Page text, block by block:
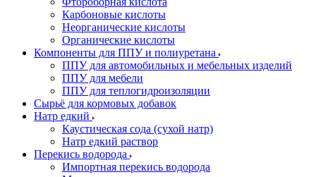
Карбоновые кислоты
Неорганические кислоты
Органические кислоты
Компоненты для ППУ и полиуретана
ППУ для автомобильных и мебельных изделий
ППУ для мебели
ППУ для теплогидроизоляции
Сырьё для кормовых добавок
Натр едкий
Каустическая сода (сухой натр)
Натр едкий раствор
Перекись водорода
Импортная перекись водорода